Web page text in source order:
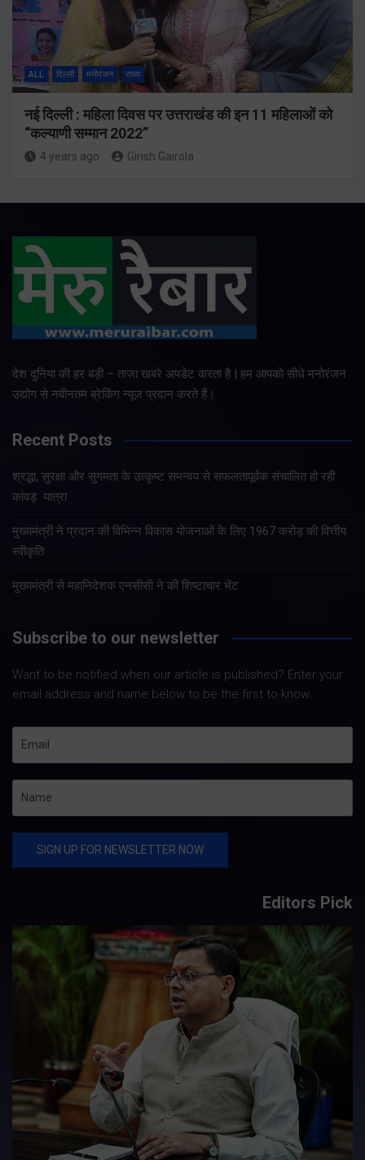
ALL दिल्ली मनोरंजन राज्य
नई दिल्ली : महिला दिवस पर उत्तराखंड की इन 11 महिलाओं को
“कल्याणी सम्मान 2022”
4 years ago Girish Gairola
देश दुनिया की हर बड़ी – ताजा खबरे अपडेट करता है | हम आपको सीधे मनोरंजन
उद्योग से नवीनतम ब्रेकिंग न्यूज प्रदान करते हैं।
Recent Posts
श्रद्धा, सुरक्षा और सुगमता के उत्कृष्ट समन्वय से सफलतापूर्वक संचालित हो रही
कांवड़ यात्रा
मुख्यमंत्री ने प्रदान की विभिन्न विकास योजनाओं के लिए 1967 करोड़ की वित्तीय
स्वीकृति
मुख्यमंत्री से महानिदेशक एनसीसी ने की शिष्टाचार भेंट
Subscribe to our newsletter
Want to be notified when our article is published? Enter your
email address and name below to be the first to know.
Editors Pick